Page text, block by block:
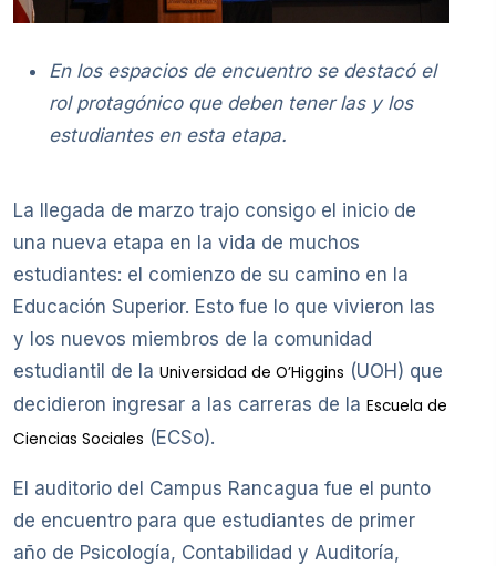
En los espacios de encuentro se destacó el
rol protagónico que deben tener las y los
estudiantes en esta etapa.
La llegada de marzo trajo consigo el inicio de
una nueva etapa en la vida de muchos
estudiantes: el comienzo de su camino en la
Educación Superior. Esto fue lo que vivieron las
y los nuevos miembros de la comunidad
estudiantil de la Universidad de O’Higgins (UOH) que
decidieron ingresar a las carreras de la Escuela de
Ciencias Sociales (ECSo).
El auditorio del Campus Rancagua fue el punto
de encuentro para que estudiantes de primer
año de Psicología, Contabilidad y Auditoría,